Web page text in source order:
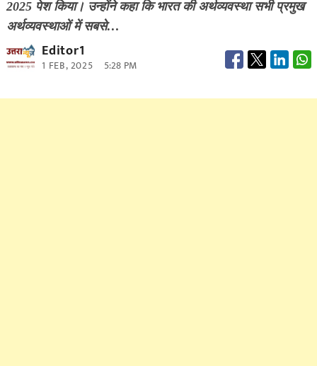
2025 पेश किया। उन्होंने कहा कि भारत की अर्थव्यवस्था सभी प्रमुख
अर्थव्यवस्थाओं में सबसे…
Editor1
1 FEB, 2025 5:28 PM